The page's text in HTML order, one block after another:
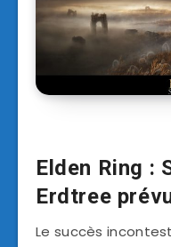
Elden Ring :
Erdtree
Le succès